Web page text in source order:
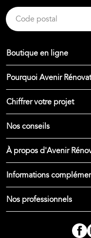
Boutique en ligne
Pourquoi Avenir
Chiffrer votre projet
Nos conseils
À propos d'Avenir
Informations
Nos professionnels